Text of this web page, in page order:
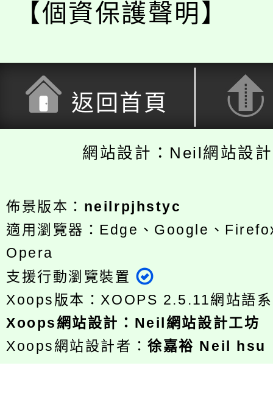
【個資保護聲明】
返回首頁
網站設計：Neil網站設
佈景版本： neilrpjhstyc
適用瀏覽器：Edge、Google、
Opera
支援行動瀏覽裝置
Xoops版本：XOOPS 2.5.11網站語
Xoops網站設計 ： Neil網站設計工坊
Xoops網站設計者：徐嘉裕 Neil hsu